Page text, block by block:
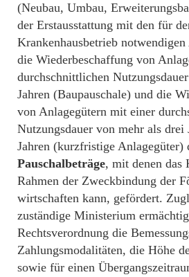
(Neubau, Umbau,
der Erstausstattung mit den für
Krankenhausbetrieb
die Wiederbeschaffung von
durchschnittlichen
Jahren (Baupauschale) und die
von Anlagegütern mit einer
Nutzungsdauer von mehr als drei
Jahren (kurzfristige Anlagegüter)
Pauschalbeträge, mit denen das
Rahmen der Zweckbindung der
wirtschaften kann, gefördert.
zuständige Ministerium
Rechtsverordnung die
Zahlungsmodalitäten, die Höhe
sowie für einen